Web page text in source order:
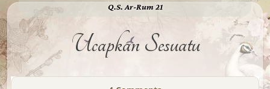
Q.S. Ar-Rum 21
Ucapkan Sesuatu